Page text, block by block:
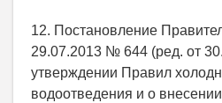
12. Постановление
29.07.2013 № 644 (ред. от
утверждении Правил
водоотведения и о